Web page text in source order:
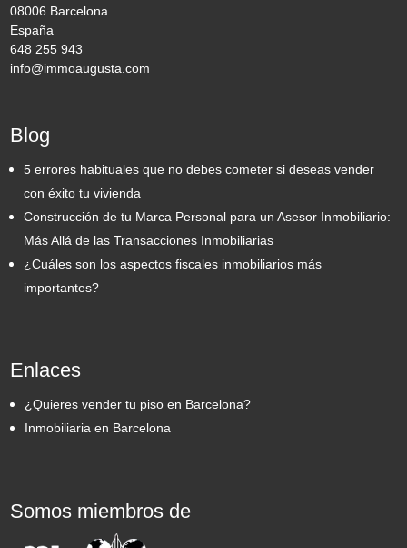
08006 Barcelona
España
648 255 943
info@immoaugusta.com
Blog
5 errores habituales que no debes cometer si deseas vender
con éxito tu vivienda
Construcción de tu Marca Personal para un Asesor Inmobiliario:
Más Allá de las Transacciones Inmobiliarias
¿Cuáles son los aspectos fiscales inmobiliarios más
importantes?
Enlaces
¿Quieres vender tu piso en Barcelona?
Inmobiliaria en Barcelona
Somos miembros de